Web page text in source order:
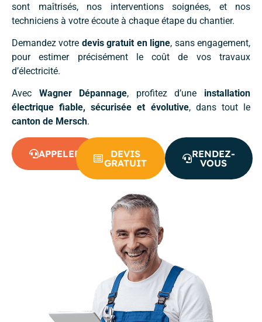
sont maîtrisés, nos interventions soignées, et nos
techniciens à votre écoute à chaque étape du chantier.
Demandez votre devis gratuit en ligne, sans engagement,
pour estimer précisément le coût de vos travaux
d’électricité.
Avec Wagner Dépannage, profitez d’une installation
électrique fiable, sécurisée et évolutive, dans tout le
canton de Mersch.
APPELER
DEVIS
GRATUIT
RENDEZ-
VOUS